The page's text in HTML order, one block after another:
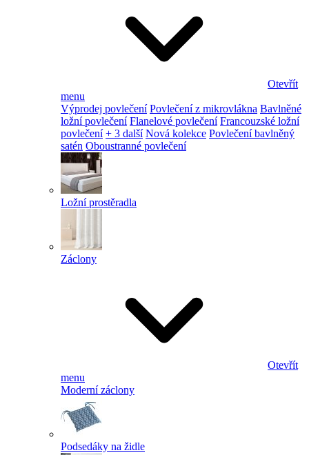
Otevřít
menu
Výprodej povlečení Povlečení z mikrovlákna Bavlněné
ložní povlečení Flanelové povlečení Francouzské ložní
povlečení + 3 další Nová kolekce Povlečení bavlněný
satén Oboustranné povlečení
Ložní prostěradla
Záclony
Otevřít
menu
Moderní záclony
Podsedáky na židle